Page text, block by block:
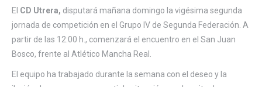
El CD Utrera, disputará mañana domingo la vigésima segunda
jornada de competición en el Grupo IV de Segunda Federación. A
partir de las 12:00 h., comenzará el encuentro en el San Juan
Bosco, frente al Atlético Mancha Real.
El equipo ha trabajado durante la semana con el deseo y la